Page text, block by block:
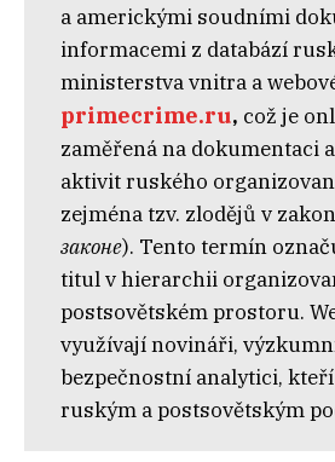
a americkými soudními
informacemi z databází
ministerstva vnitra a
primecrime.ru, což je
zaměřená na dokumentaci
aktivit ruského
zejména tzv. zlodějů v
законе). Tento termín
titul v hierarchii
postsovětském prostoru.
využívají novináři,
bezpečnostní analytici,
ruským a postsovětským